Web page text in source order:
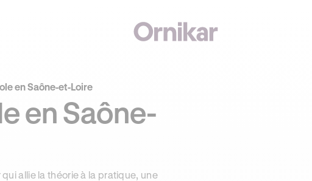
en Saône-et-Loire
en Saône-
allie la théorie à la pratique, une